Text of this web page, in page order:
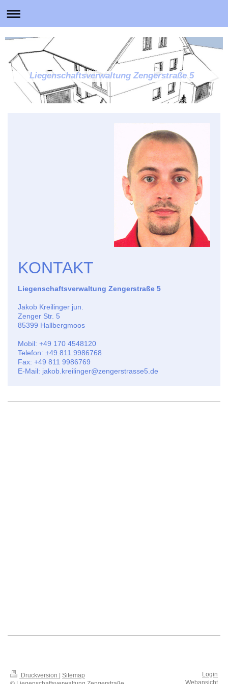
Liegenschaftsverwaltung Zengerstraße 5
KONTAKT
Liegenschaftsverwaltung Zengerstraße 5
Jakob Kreilinger jun.
Zenger Str. 5
85399 Hallbergmoos
Mobil: +49 170 4548120
Telefon: +49 811 9986768
Fax: +49 811 9986769
E-Mail: jakob.kreilinger@zengerstrasse5.de
Druckversion | Sitemap
Login
Webansicht